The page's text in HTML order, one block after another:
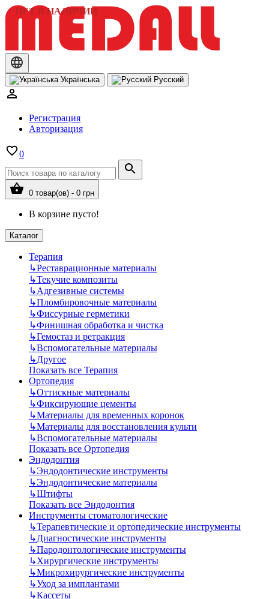
Українська Русский
Регистрация
Авторизация
0
0 товар(ов) - 0 грн
В корзине пусто!
Каталог
Терапия
↳Реставрационные материалы
↳Текучие композиты
↳Адгезивные системы
↳Пломбировочные материалы
↳Фиссурные герметики
↳Финишная обработка и чистка
↳Гемостаз и ретракция
↳Вспомогательные материалы
↳Другое
Показать все Терапия
Ортопедия
↳Оттискные материалы
↳Фиксирующие цементы
↳Материалы для временных коронок
↳Материалы для восстановления культи
↳Вспомогательные материалы
Показать все Ортопедия
Эндодонтия
↳Эндодонтические инструменты
↳Эндодонтические материалы
↳Штифты
Показать все Эндодонтия
Инструменты стоматологические
↳Терапевтические и ортопедические инструменты
↳Диагностические инструменты
↳Пародонтологические инструменты
↳Хирургические инструменты
↳Микрохирургические инструменты
↳Уход за имплантами
↳Кассеты
НЕТ В НАЛИЧИИ